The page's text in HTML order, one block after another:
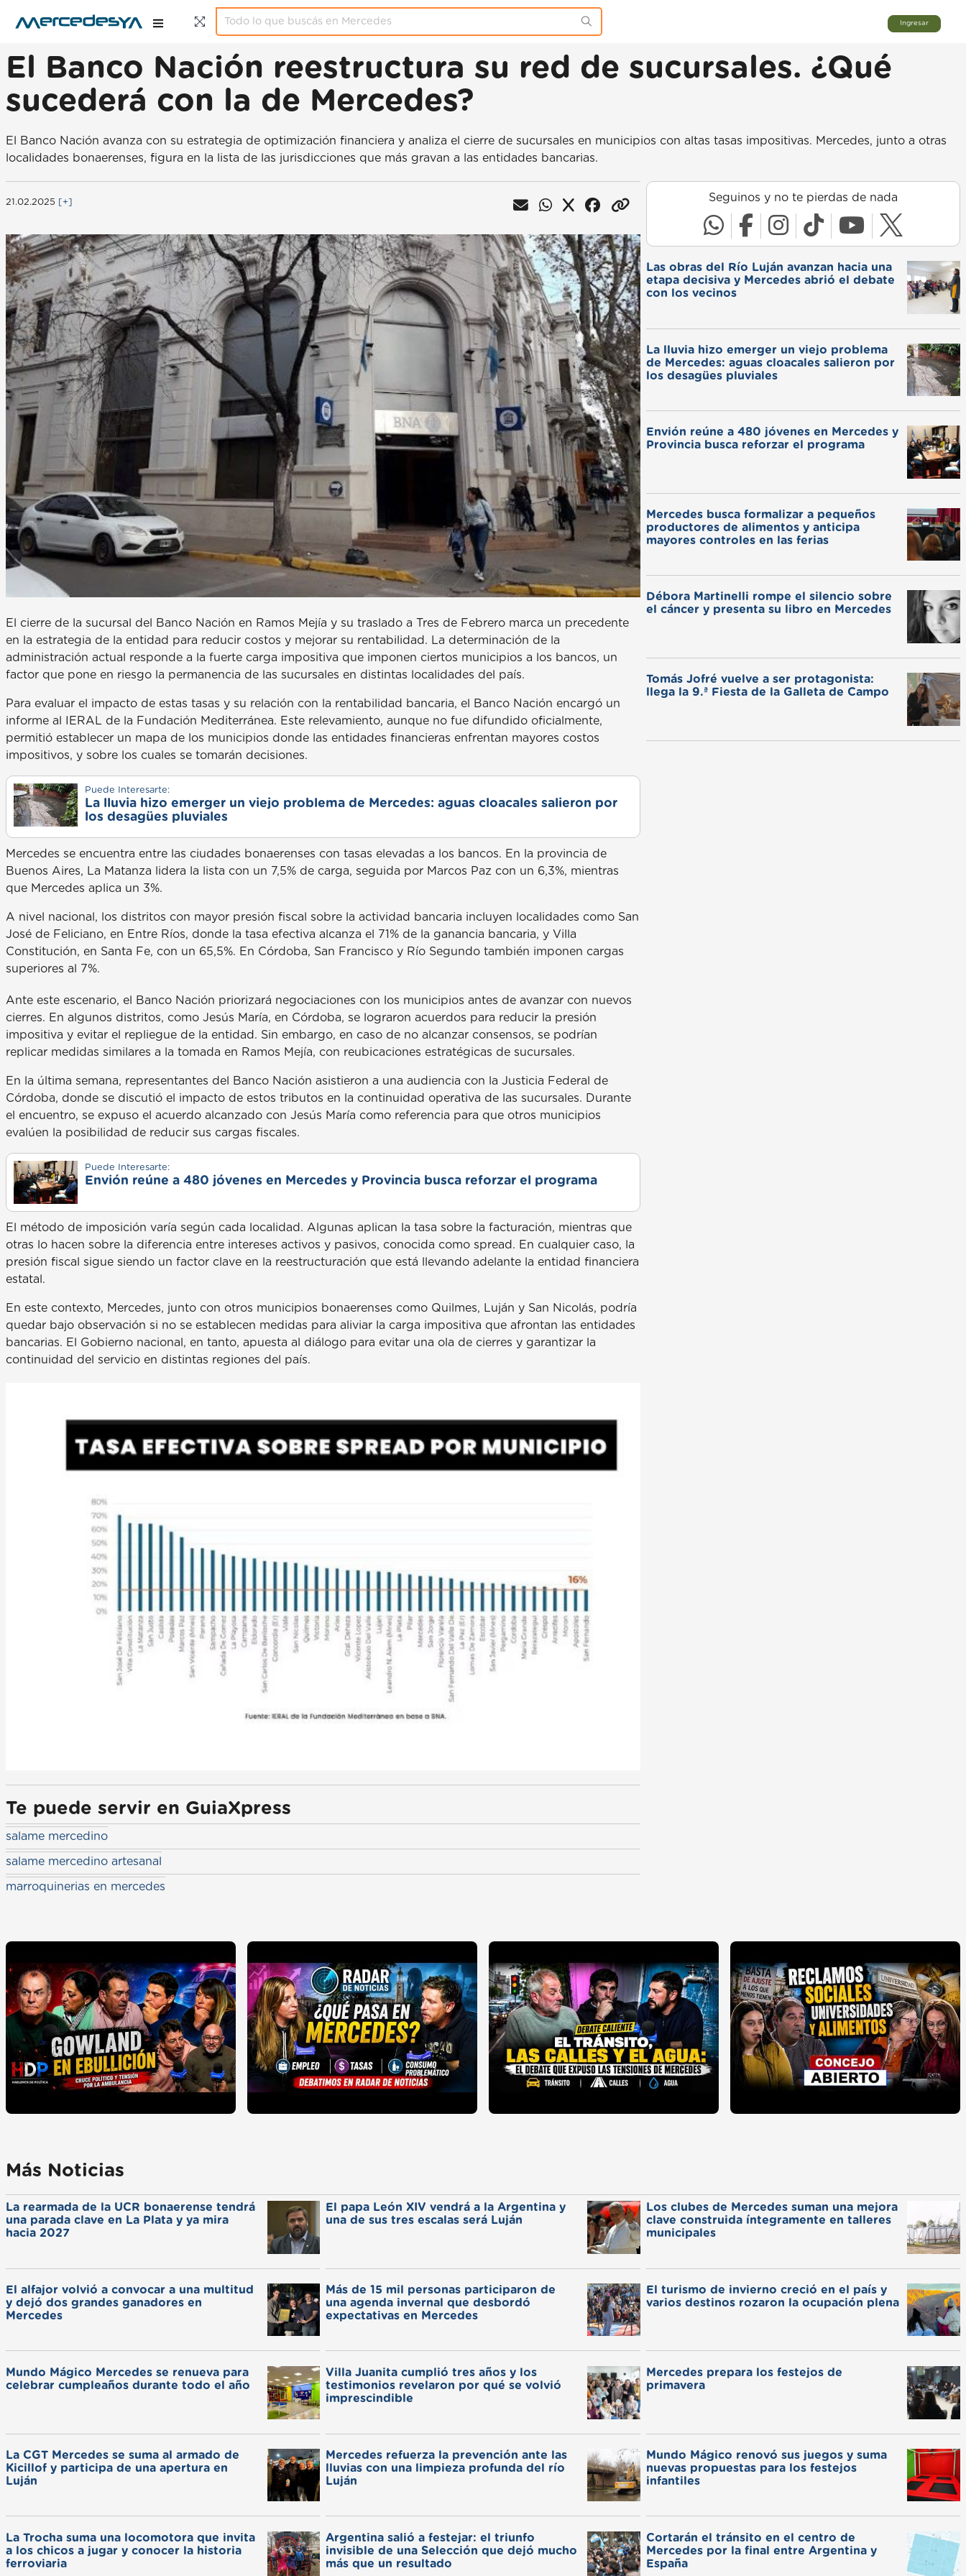
Ingresar
El Banco Nación reestructura su red de sucursales. ¿Qué
sucederá con la de Mercedes?
El Banco Nación avanza con su estrategia de optimización financiera y analiza el cierre de sucursales en municipios con altas tasas impositivas. Mercedes, junto a otras
localidades bonaerenses, figura en la lista de las jurisdicciones que más gravan a las entidades bancarias.
21.02.2025 [+]
El cierre de la sucursal del Banco Nación en Ramos Mejía y su traslado a Tres de Febrero marca un precedente
en la estrategia de la entidad para reducir costos y mejorar su rentabilidad. La determinación de la
administración actual responde a la fuerte carga impositiva que imponen ciertos municipios a los bancos, un
factor que pone en riesgo la permanencia de las sucursales en distintas localidades del país.
Para evaluar el impacto de estas tasas y su relación con la rentabilidad bancaria, el Banco Nación encargó un
informe al IERAL de la Fundación Mediterránea. Este relevamiento, aunque no fue difundido oficialmente,
permitió establecer un mapa de los municipios donde las entidades financieras enfrentan mayores costos
impositivos, y sobre los cuales se tomarán decisiones.
Puede Interesarte:
La lluvia hizo emerger un viejo problema de Mercedes: aguas cloacales salieron por
los desagües pluviales
Mercedes se encuentra entre las ciudades bonaerenses con tasas elevadas a los bancos. En la provincia de
Buenos Aires, La Matanza lidera la lista con un 7,5% de carga, seguida por Marcos Paz con un 6,3%, mientras
que Mercedes aplica un 3%.
A nivel nacional, los distritos con mayor presión fiscal sobre la actividad bancaria incluyen localidades como San
José de Feliciano, en Entre Ríos, donde la tasa efectiva alcanza el 71% de la ganancia bancaria, y Villa
Constitución, en Santa Fe, con un 65,5%. En Córdoba, San Francisco y Río Segundo también imponen cargas
superiores al 7%.
Ante este escenario, el Banco Nación priorizará negociaciones con los municipios antes de avanzar con nuevos
cierres. En algunos distritos, como Jesús María, en Córdoba, se lograron acuerdos para reducir la presión
impositiva y evitar el repliegue de la entidad. Sin embargo, en caso de no alcanzar consensos, se podrían
replicar medidas similares a la tomada en Ramos Mejía, con reubicaciones estratégicas de sucursales.
En la última semana, representantes del Banco Nación asistieron a una audiencia con la Justicia Federal de
Córdoba, donde se discutió el impacto de estos tributos en la continuidad operativa de las sucursales. Durante
el encuentro, se expuso el acuerdo alcanzado con Jesús María como referencia para que otros municipios
evalúen la posibilidad de reducir sus cargas fiscales.
Puede Interesarte:
Envión reúne a 480 jóvenes en Mercedes y Provincia busca reforzar el programa
El método de imposición varía según cada localidad. Algunas aplican la tasa sobre la facturación, mientras que
otras lo hacen sobre la diferencia entre intereses activos y pasivos, conocida como spread. En cualquier caso, la
presión fiscal sigue siendo un factor clave en la reestructuración que está llevando adelante la entidad financiera
estatal.
En este contexto, Mercedes, junto con otros municipios bonaerenses como Quilmes, Luján y San Nicolás, podría
quedar bajo observación si no se establecen medidas para aliviar la carga impositiva que afrontan las entidades
bancarias. El Gobierno nacional, en tanto, apuesta al diálogo para evitar una ola de cierres y garantizar la
continuidad del servicio en distintas regiones del país.
Te puede servir en GuiaXpress
salame mercedino
salame mercedino artesanal
marroquinerias en mercedes
Seguinos y no te pierdas de nada
Las obras del Río Luján avanzan hacia una
etapa decisiva y Mercedes abrió el debate
con los vecinos
La lluvia hizo emerger un viejo problema
de Mercedes: aguas cloacales salieron por
los desagües pluviales
Envión reúne a 480 jóvenes en Mercedes y
Provincia busca reforzar el programa
Mercedes busca formalizar a pequeños
productores de alimentos y anticipa
mayores controles en las ferias
Débora Martinelli rompe el silencio sobre
el cáncer y presenta su libro en Mercedes
Tomás Jofré vuelve a ser protagonista:
llega la 9.ª Fiesta de la Galleta de Campo
Más Noticias
La rearmada de la UCR bonaerense tendrá
una parada clave en La Plata y ya mira
hacia 2027
El papa León XIV vendrá a la Argentina y
una de sus tres escalas será Luján
Los clubes de Mercedes suman una mejora
clave construida íntegramente en talleres
municipales
El alfajor volvió a convocar a una multitud
y dejó dos grandes ganadores en
Mercedes
Más de 15 mil personas participaron de
una agenda invernal que desbordó
expectativas en Mercedes
El turismo de invierno creció en el país y
varios destinos rozaron la ocupación plena
Mundo Mágico Mercedes se renueva para
celebrar cumpleaños durante todo el año
Villa Juanita cumplió tres años y los
testimonios revelaron por qué se volvió
imprescindible
Mercedes prepara los festejos de
primavera
La CGT Mercedes se suma al armado de
Kicillof y participa de una apertura en
Luján
Mercedes refuerza la prevención ante las
lluvias con una limpieza profunda del río
Luján
Mundo Mágico renovó sus juegos y suma
nuevas propuestas para los festejos
infantiles
La Trocha suma una locomotora que invita
a los chicos a jugar y conocer la historia
ferroviaria
Argentina salió a festejar: el triunfo
invisible de una Selección que dejó mucho
más que un resultado
Cortarán el tránsito en el centro de
Mercedes por la final entre Argentina y
España